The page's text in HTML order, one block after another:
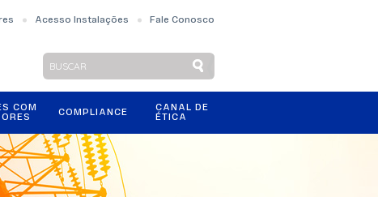
Acesso Instalações Fale Conosco
COM
COMPLIANCE
CANAL DE
ÉTICA